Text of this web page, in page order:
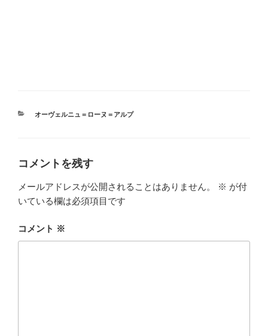
カ
ー
オーヴェルニュ＝ローヌ＝アルプ
コメントを残す
メールアドレスが公開されることはありません。 ※ が付
いている欄は必須項目です
コメント ※